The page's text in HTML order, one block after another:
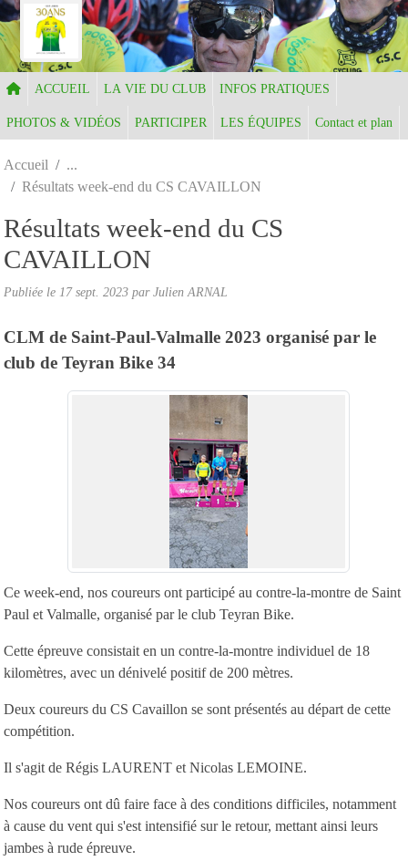
ACCUEIL LA VIE DU CLUB INFOS PRATIQUES
PHOTOS & VIDÉOS PARTICIPER LES ÉQUIPES Contact et plan
Accueil
Résultats week-end du CS CAVAILLON
Résultats week-end du CS
CAVAILLON
Publiée le 17 sept. 2023 par Julien ARNAL
CLM de Saint-Paul-Valmalle 2023 organisé par le
club de Teyran Bike 34
Ce week-end, nos coureurs ont participé au contre-la-montre de Saint
Paul et Valmalle, organisé par le club Teyran Bike.
Cette épreuve consistait en un contre-la-montre individuel de 18
kilomètres, avec un dénivelé positif de 200 mètres.
Deux coureurs du CS Cavaillon se sont présentés au départ de cette
compétition.
Il s'agit de Régis LAURENT et Nicolas LEMOINE.
Nos coureurs ont dû faire face à des conditions difficiles, notamment
à cause du vent qui s'est intensifié sur le retour, mettant ainsi leurs
jambes à rude épreuve.
Panneau de gestion des cookies